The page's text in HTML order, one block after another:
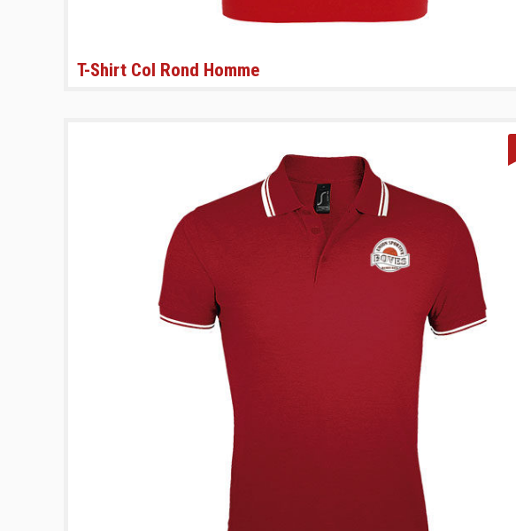
T-Shirt Col Rond Homme